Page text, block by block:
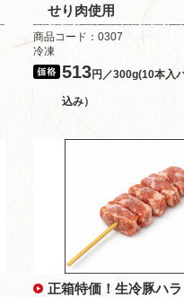
せり肉使用
商品コード：0307
冷凍
513円／300g(10本入
込み）
正箱特価！生冷豚ハ